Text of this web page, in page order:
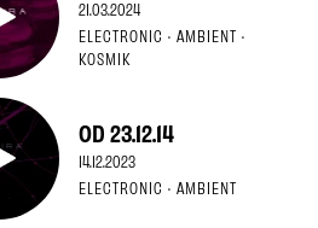
21.03.2024
ELECTRONIC · AMBIENT ·
KOSMIK
OD 23.12.14
14.12.2023
ELECTRONIC · AMBIENT